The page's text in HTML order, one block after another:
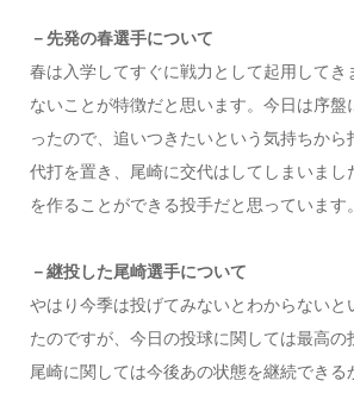
－先発の春選手について
春は入学してすぐに戦力として起用してき
ないことが特徴だと思います。今日は序盤
ったので、追いつきたいという気持ちから
代打を置き、尾崎に交代はしてしまいまし
を作ることができる投手だと思っています。
－継投した尾崎選手について
やはり今季は投げてみないとわからないと
たのですが、今日の投球に関しては最高の
尾崎に関しては今後あの状態を継続できる